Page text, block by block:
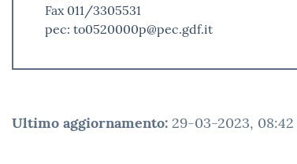
Fax 011/3305531
pec: to0520000p@pec.gdf.it
Ultimo aggiornamento: 29-03-2023, 08:42